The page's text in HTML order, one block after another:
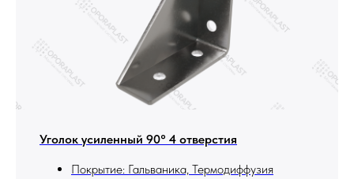
Уголок усиленный 90° 4 отверстия
Покрытие: Гальваника, Термодиффузия